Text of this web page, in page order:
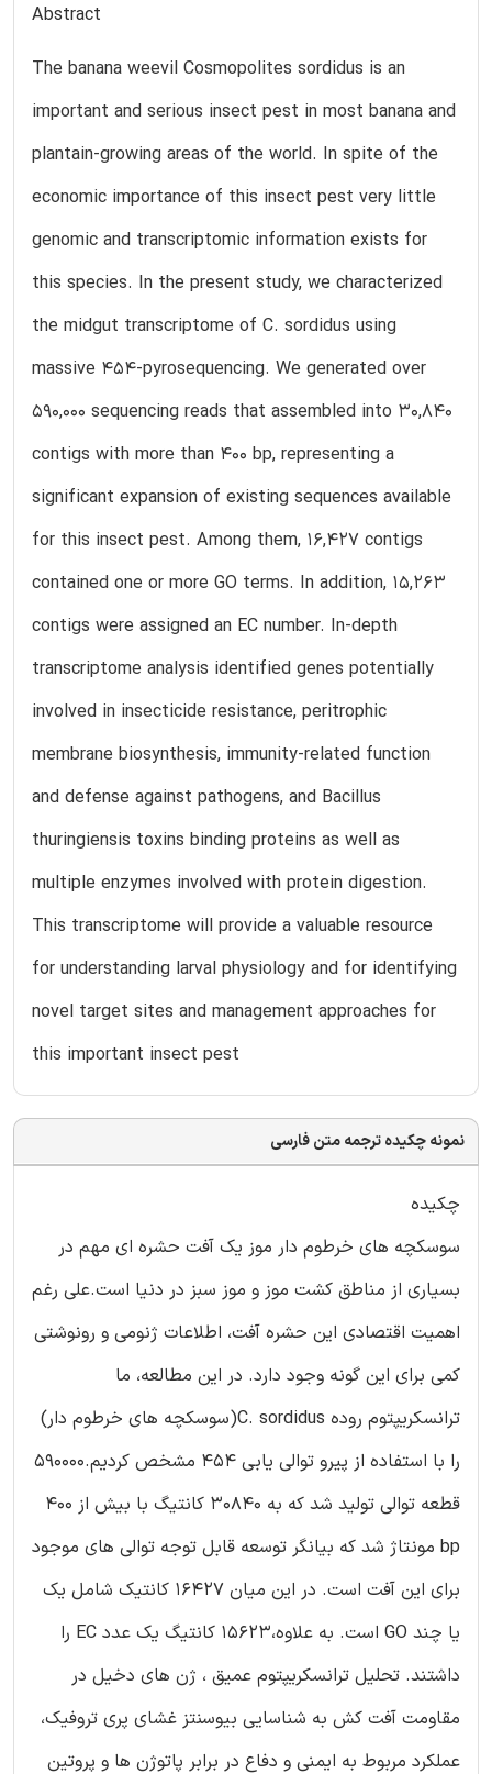
Abstract
The banana weevil Cosmopolites sordidus is an
important and serious insect pest in most banana and
plantain-growing areas of the world. In spite of the
economic importance of this insect pest very little
genomic and transcriptomic information exists for
this species. In the present study, we characterized
the midgut transcriptome of C. sordidus using
massive 454-pyrosequencing. We generated over
590,000 sequencing reads that assembled into 30,840
contigs with more than 400 bp, representing a
significant expansion of existing sequences available
for this insect pest. Among them, 16,427 contigs
contained one or more GO terms. In addition, 15,263
contigs were assigned an EC number. In-depth
transcriptome analysis identified genes potentially
involved in insecticide resistance, peritrophic
membrane biosynthesis, immunity-related function
and defense against pathogens, and Bacillus
thuringiensis toxins binding proteins as well as
multiple enzymes involved with protein digestion.
This transcriptome will provide a valuable resource
for understanding larval physiology and for identifying
novel target sites and management approaches for
this important insect pest
نمونه چکیده ترجمه متن فارسی
چکیده
سوسکچه های خرطوم دار موز یک آفت حشره ای مهم در
بسیاری از مناطق کشت موز و موز سبز در دنیا است.علی رغم
اهمیت اقتصادی این حشره آفت، اطلاعات ژنومی و رونوشتی
کمی برای این گونه وجود دارد. در این مطالعه، ما
ترانسکریپتوم روده C. sordidus(سوسکچه های خرطوم دار)
را با استفاده از پیرو توالی یابی 454 مشخص کردیم.590000
قطعه توالی تولید شد که به 30840 کانتیگ با بیش از 400
bp مونتاژ شد که بیانگر توسعه قابل توجه توالی های موجود
برای این آفت است. در این میان 16427 کانتیک شامل یک
یا چند GO است. به علاوه،15623 کانتیگ یک عدد EC را
داشتند. تحلیل ترانسکریپتوم عمیق ، ژن های دخیل در
مقاومت آفت کش به شناسایی بیوسنتز غشای پری تروفیک،
عملکرد مربوط به ایمنی و دفاع در برابر پاتوژن ها و پروتین